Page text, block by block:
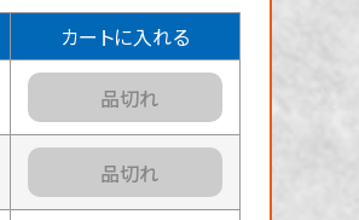
カートに入れる
カートに入れる
カートに入れる